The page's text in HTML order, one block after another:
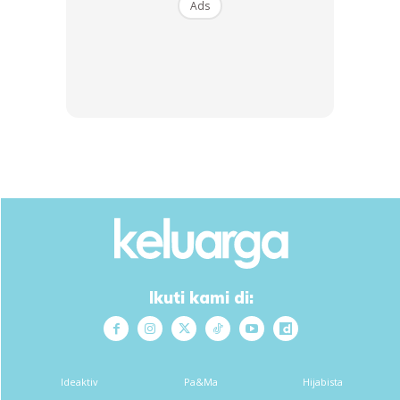
Bila kita berhutang jangan larikan diri atau bermusuhan.
Jika masih belum mampu bayar hubungilah orang yang kita
pernah berhutang dan maklumkan keadaan yang kita masih
belum mampu melunasi hutang²nya. Ingatlah sahabat,
orang yang mati syahid sekalipun ruhnya masih tergantung
Ads
Ikuti kami di:
Ideaktiv Pa&Ma Hijabista